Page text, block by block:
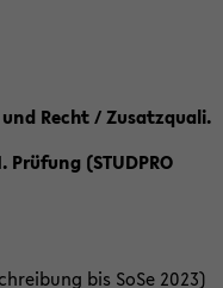
Recht / Zusatzquali.
(STUDPRO
bis SoSe 2023)